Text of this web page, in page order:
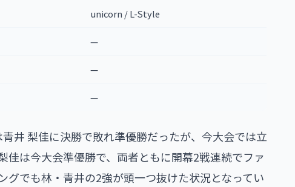
unicorn / L-Style
—
—
—
青井 梨佳に決勝で敗れ準優勝だったが、今大会では立
佳は今大会準優勝で、両者ともに開幕2戦連続でファ
グでも林・青井の2強が頭一つ抜けた状況となってい